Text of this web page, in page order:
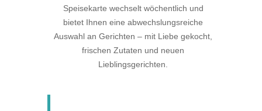
Speisekarte wechselt wöchentlich und
bietet Ihnen eine abwechslungsreiche
Auswahl an Gerichten – mit Liebe gekocht,
frischen Zutaten und neuen
Lieblingsgerichten.